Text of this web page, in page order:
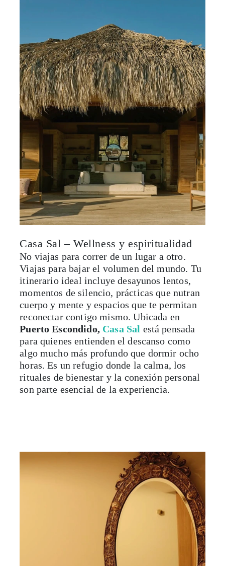
Casa Sal – Wellness y espiritualidad
No viajas para correr de un lugar a otro.
Viajas para bajar el volumen del mundo. Tu
itinerario ideal incluye desayunos lentos,
momentos de silencio, prácticas que nutran
cuerpo y mente y espacios que te permitan
reconectar contigo mismo. Ubicada en
Puerto Escondido, Casa Sal está pensada
para quienes entienden el descanso como
algo mucho más profundo que dormir ocho
horas. Es un refugio donde la calma, los
rituales de bienestar y la conexión personal
son parte esencial de la experiencia.